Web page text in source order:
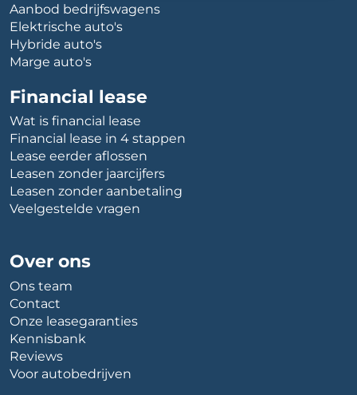
Aanbod bedrijfswagens
Elektrische auto's
Hybride auto's
Marge auto's
Financial lease
Wat is financial lease
Financial lease in 4 stappen
Lease eerder aflossen
Leasen zonder jaarcijfers
Leasen zonder aanbetaling
Veelgestelde vragen
Over ons
Ons team
Contact
Onze leasegaranties
Kennisbank
Reviews
Voor autobedrijven